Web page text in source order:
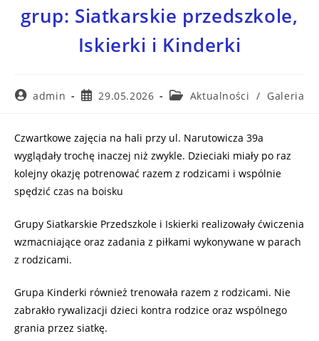
grup: Siatkarskie przedszkole,
Iskierki i Kinderki
admin 29.05.2026 Aktualności / Galeria
Czwartkowe zajęcia na hali przy ul. Narutowicza 39a
wyglądały trochę inaczej niż zwykle. Dzieciaki miały po raz
kolejny okazję potrenować razem z rodzicami i wspólnie
spędzić czas na boisku
Grupy Siatkarskie Przedszkole i Iskierki realizowały ćwiczenia
wzmacniające oraz zadania z piłkami wykonywane w parach
z rodzicami.
Grupa Kinderki również trenowała razem z rodzicami. Nie
zabrakło rywalizacji dzieci kontra rodzice oraz wspólnego
grania przez siatkę.